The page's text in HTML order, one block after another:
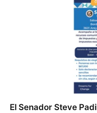
El Senador Steve